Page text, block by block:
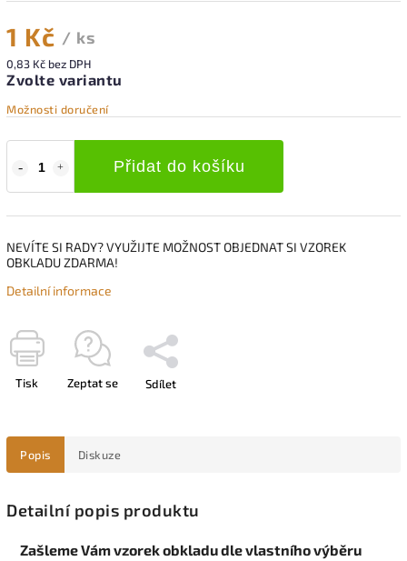
1 Kč / ks
0,83 Kč bez DPH
Zvolte variantu
Možnosti doručení
Přidat do košíku
NEVÍTE SI RADY? VYUŽIJTE MOŽNOST OBJEDNAT SI VZOREK
OBKLADU ZDARMA!
Detailní informace
Tisk Zeptat se Sdílet
Popis Diskuze
Detailní popis produktu
Zašleme Vám vzorek obkladu dle vlastního výběru